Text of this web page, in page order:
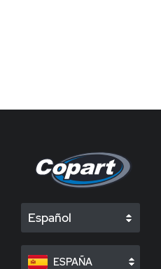
Español
ESPAÑA